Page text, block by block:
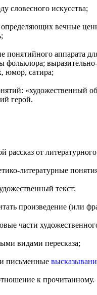
словесного искусства;
вечные
понятийного аппарата
фольклора;
юмор, сатира;
«художественный
герой.
рассказ от
литературные
текст;
произведение (или
части
видами пересказа;
письменные
к прочитанному.